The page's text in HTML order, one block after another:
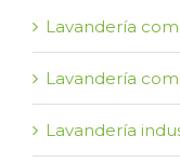
Lavandería
Lavandería
Lavandería